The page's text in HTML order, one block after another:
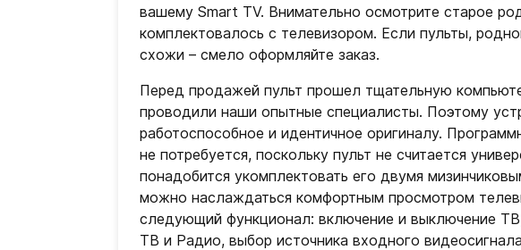
вашему Smart TV. Внимательно осмотрите старое
комплектовалось с телевизором. Если пульты,
схожи – смело оформляйте заказ.
Перед продажей пульт прошел тщательную
проводили наши опытные специалисты. Поэтому
работоспособное и идентичное оригиналу.
не потребуется, поскольку пульт не считается
понадобится укомплектовать его двумя
можно наслаждаться комфортным просмотром
следующий функционал: включение и выключение
ТВ и Радио, выбор источника входного